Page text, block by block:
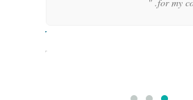
Stoner
Manager